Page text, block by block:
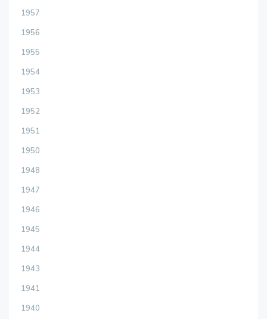
1957
1956
1955
1954
1953
1952
1951
1950
1948
1947
1946
1945
1944
1943
1941
1940